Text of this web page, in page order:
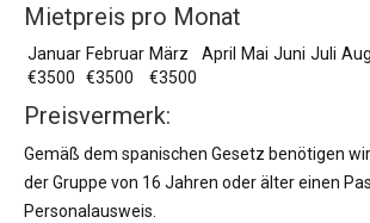
Mietpreis pro Monat
Januar Februar März April Mai Juni Juli
€3500
€3500 €3500
Preisvermerk:
Gemäß dem spanischen Gesetz benötigen
der Gruppe von 16 Jahren oder älter einen
Personalausweis.